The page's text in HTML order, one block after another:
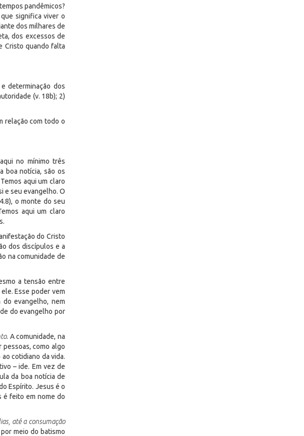
pandêmicos?
significa viver o
dos milhares de
dos excessos de
Cristo quando falta
determinação dos
(v. 18b); 2)
relação com todo o
no mínimo três
boa notícia, são os
aqui um claro
e seu evangelho. O
o monte do seu
aqui um claro
do Cristo
dos discípulos e a
na comunidade de
a tensão entre
Esse poder vem
do evangelho, nem
do evangelho por
. A comunidade, na
como algo
cotidiano da vida.
– ide. Em vez de
da boa notícia de
Espírito. Jesus é o
é feito em nome do
até a consumação
meio do batismo